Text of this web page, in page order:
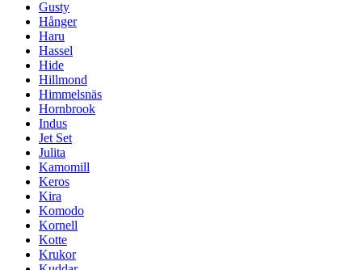
Gusty
Hånger
Haru
Hassel
Hide
Hillmond
Himmelsnäs
Hornbrook
Indus
Jet Set
Julita
Kamomill
Keros
Kira
Komodo
Kornell
Kotte
Krukor